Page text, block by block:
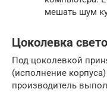
мешать шум
Цоколевка
Под цоколевкой
(исполнение
производитель